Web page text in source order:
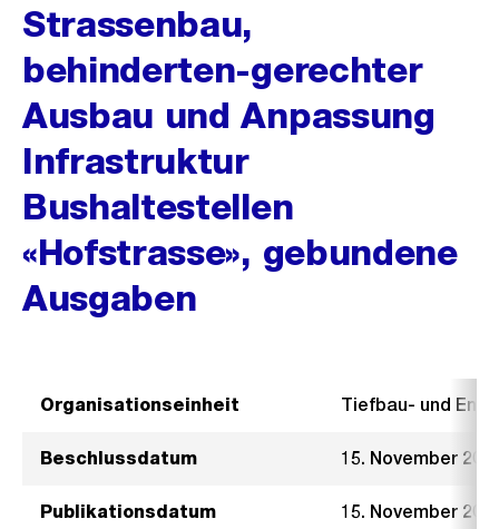
Strassenbau,
behinderten-gerechter
Ausbau und Anpassung
Infrastruktur
Bushaltestellen
«Hofstrasse», gebundene
Ausgaben
Organisationseinheit Tiefbau- und
Beschlussdatum 15. November
Publikationsdatum 15. November